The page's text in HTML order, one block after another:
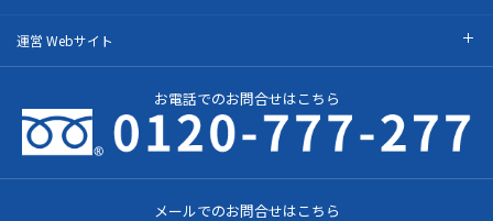
運営 Webサイト
お電話でのお問合せはこちら
メールでのお問合せはこちら